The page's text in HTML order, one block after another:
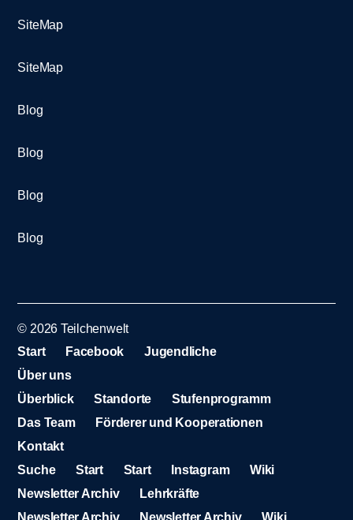
SiteMap
SiteMap
Blog
Blog
Blog
Blog
© 2026 Teilchenwelt
Start
Facebook
Jugendliche
Über uns
Überblick
Standorte
Stufenprogramm
Das Team
Förderer und Kooperationen
Kontakt
Suche
Start Start Instagram
Wiki
Newsletter Archiv
Lehrkräfte
Newsletter Archiv
Newsletter Archiv Wiki